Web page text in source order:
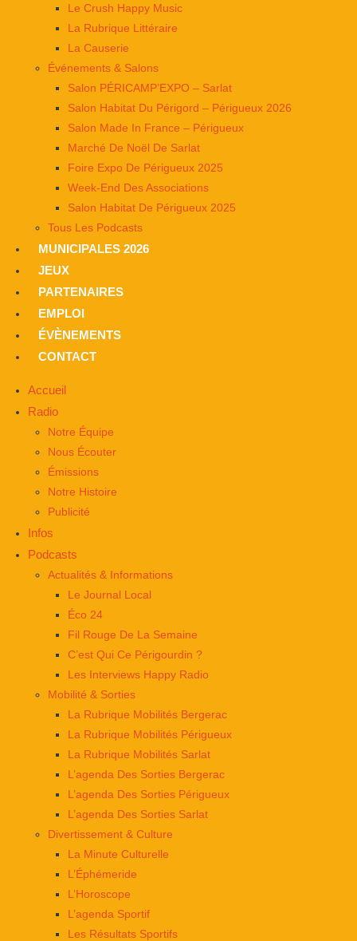
Le Crush Happy Music
La Rubrique Littéraire
La Causerie
Événements & Salons
Salon PÉRICAMP’EXPO – Sarlat
Salon Habitat Du Périgord – Périgueux 2026
Salon Made In France – Périgueux
Marché De Noël De Sarlat
Foire Expo De Périgueux 2025
Week-End Des Associations
Salon Habitat De Périgueux 2025
Tous Les Podcasts
MUNICIPALES 2026
JEUX
PARTENAIRES
EMPLOI
ÉVÈNEMENTS
CONTACT
Accueil
Radio
Notre Équipe
Nous Écouter
Émissions
Notre Histoire
Publicité
Infos
Podcasts
Actualités & Informations
Le Journal Local
Éco 24
Fil Rouge De La Semaine
C’est Qui Ce Périgourdin ?
Les Interviews Happy Radio
Mobilité & Sorties
La Rubrique Mobilités Bergerac
La Rubrique Mobilités Périgueux
La Rubrique Mobilités Sarlat
L’agenda Des Sorties Bergerac
L’agenda Des Sorties Périgueux
L’agenda Des Sorties Sarlat
Divertissement & Culture
La Minute Culturelle
L’Éphémeride
L’Horoscope
L’agenda Sportif
Les Résultats Sportifs